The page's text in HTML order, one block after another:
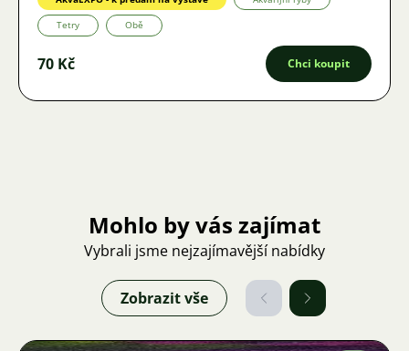
Tetry Obě
70 Kč Chci koupit
Mohlo by vás zajímat
Vybrali jsme nejzajímavější nabídky
Zobrazit vše